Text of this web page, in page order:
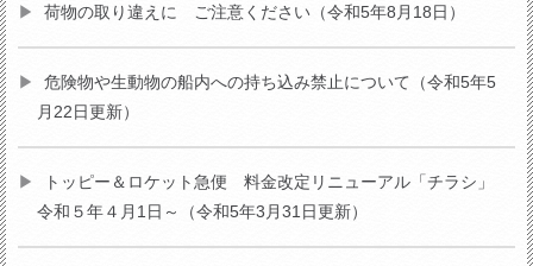
荷物の取り違えに ご注意ください（令和5年8月18日）
危険物や生動物の船内への持ち込み禁止について（令和5年5
月22日更新）
トッピー＆ロケット急便 料金改定リニューアル「チラシ」
令和５年４月1日～（令和5年3月31日更新）